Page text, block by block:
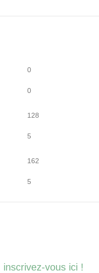
0
0
128
5
162
5
inscrivez-vous ici !